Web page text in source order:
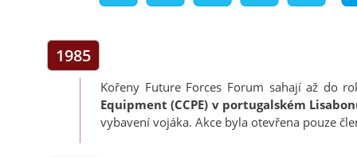
1985
Kořeny Future Forces Forum sahají až do
Equipment (CCPE) v portugalském
vybavení vojáka. Akce byla otevřena pouze